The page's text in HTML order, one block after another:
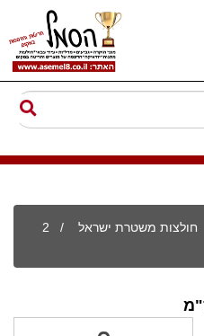
חולצות משטרת ישראל
/ 2